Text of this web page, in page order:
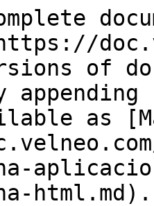
of
as
html.md).